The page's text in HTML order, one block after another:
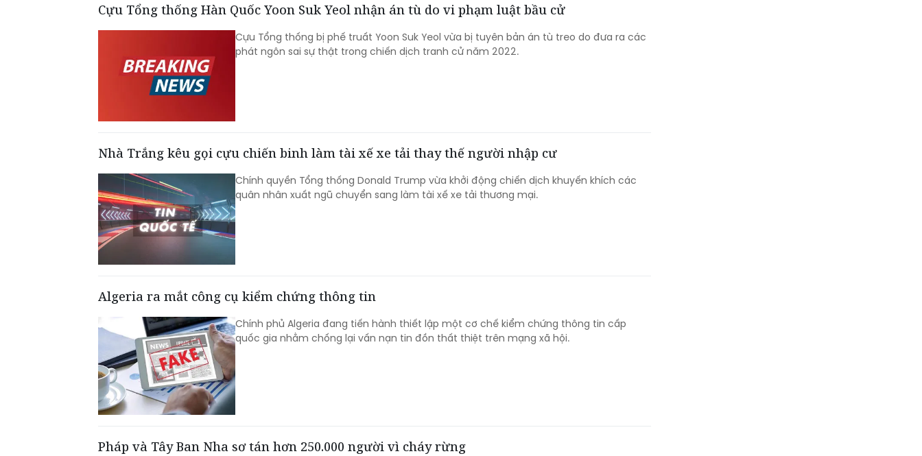
Cựu Tổng thống Hàn Quốc Yoon Suk Yeol nhận án tù do vi phạm luật bầu cử
Cựu Tổng thống bị phế truất Yoon Suk Yeol vừa bị tuyên bản án tù treo do đưa ra các
phát ngôn sai sự thật trong chiến dịch tranh cử năm 2022.
Nhà Trắng kêu gọi cựu chiến binh làm tài xế xe tải thay thế người nhập cư
Chính quyền Tổng thống Donald Trump vừa khởi động chiến dịch khuyến khích các
quân nhân xuất ngũ chuyển sang làm tài xế xe tải thương mại.
Algeria ra mắt công cụ kiểm chứng thông tin
Chính phủ Algeria đang tiến hành thiết lập một cơ chế kiểm chứng thông tin cấp
quốc gia nhằm chống lại vấn nạn tin đồn thất thiệt trên mạng xã hội.
Pháp và Tây Ban Nha sơ tán hơn 250.000 người vì cháy rừng